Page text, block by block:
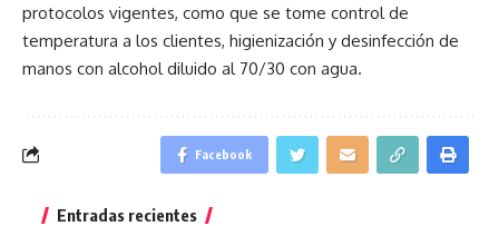
protocolos vigentes, como que se tome control de
temperatura a los clientes, higienización y desinfección de
manos con alcohol diluido al 70/30 con agua.
Facebook
Entradas recientes